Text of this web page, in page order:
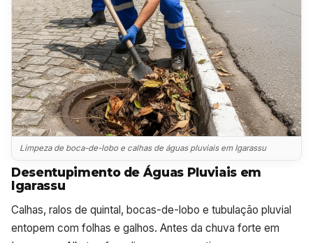
Limpeza de boca-de-lobo e calhas de águas pluviais em Igarassu
Desentupimento de Águas Pluviais em
Igarassu
Calhas, ralos de quintal, bocas-de-lobo e tubulação pluvial
entopem com folhas e galhos. Antes da chuva forte em